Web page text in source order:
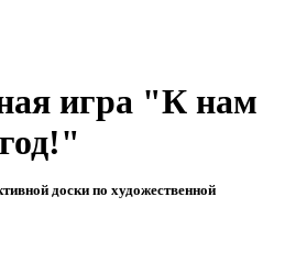
игра "К нам
доски по художественной